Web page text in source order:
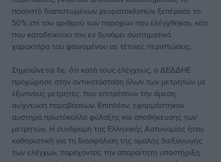
ποσοστό διαπιστωμένων ρευματοκλοπών ξεπέρασε το
50% επί του αριθμού των παροχών που ελέγχθηκαν, κάτι
που καταδεικνύει τον εν δυνάμει συστηματικό
χαρακτήρα του φαινομένου σε τέτοιες περιπτώσεις.
Σημειώνεται δε, ότι κατά τους ελέγχους, ο ΔΕΔΔΗΕ
προχώρησε στην αντικατάσταση όλων των μετρητών με
έξυπνους μετρητές, που επιτρέπουν την άμεση
ανίχνευση παραβάσεων. Επιπλέον, εφαρμόστηκαν
αυστηρά πρωτόκολλα φύλαξης και αποθήκευσης των
μετρητών. Η συνδρομή της Ελληνικής Αστυνομίας ήταν
καθοριστική για τη διασφάλιση της ομαλής διεξαγωγής
των ελέγχων, παρέχοντας την απαραίτητη υποστήριξη